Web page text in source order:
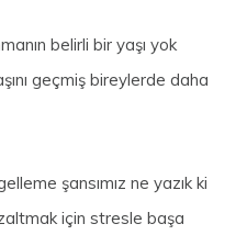
belirli bir yaşı yok
geçmiş bireylerde daha
şansımız ne yazık ki
için stresle başa